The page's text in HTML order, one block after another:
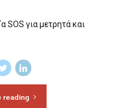
SOS για μετρητά και
reading